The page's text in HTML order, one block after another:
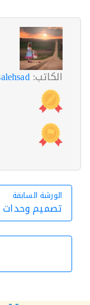
الكاتب:salehsad
الورشة السابقة
الورشة السابقة
تصميم وحدات